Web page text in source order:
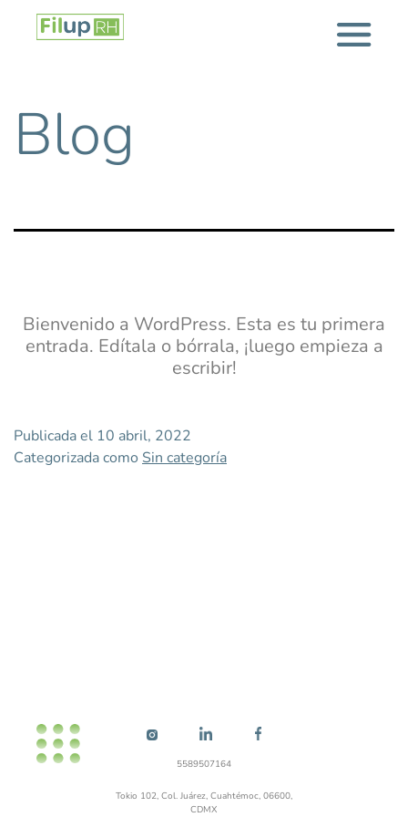
Saltar
Filup
Blog
Bienvenido a WordPress. Esta es tu primera
entrada. Edítala o bórrala, ¡luego empieza a
escribir!
Publicada el 10 abril, 2022
Categorizada como Sin categoría
5589507164
Tokio 102, Col. Juárez, Cuahtémoc, 06600,
CDMX